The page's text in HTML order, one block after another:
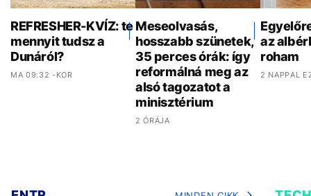
REFRESHER-KVÍZ: te
mennyit tudsz a
Dunáról?
MA 09:32 -KOR
Meseolvasás,
hosszabb szünetek,
35 perces órák: így
reformálná meg az
alsó tagozatot a
minisztérium
2 ÓRÁJA
az
roham
2 NAPPAL